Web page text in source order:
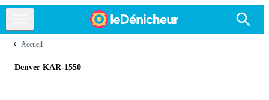
Accueil
Denver KAR-1550